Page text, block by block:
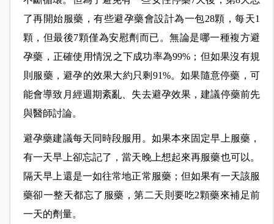
了再開始服藥，有些避孕藥會設計為一包28顆，每天1
顆，但最後7顆僅為安慰劑而已。無論是哪一種複方避
孕藥，正確使用情況之下成功率為99%；但如果沒有規
則服藥，避孕的效果大約只剩91%。如果隨意停藥，可
能會導致月經週期紊亂、失去避孕效果，建議停藥前先
與醫師討論。
避孕藥建議每天同時段服用。如果本來固定早上服藥，
有一天早上卻忘記了，當天晚上想起來再服藥也可以。
隔天早上還是一如往常地正常服藥；但如果有一天該服
藥卻一整天都忘了服藥，第二天則要吃2顆藥來補足前
一天的劑量。